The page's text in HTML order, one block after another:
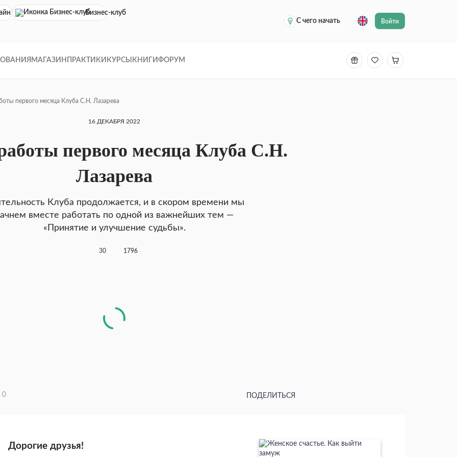
кинотеатр
Бизнес-клуб
С чего начать
Войти
МАГАЗИН ПРАКТИКИ КУРСЫ КНИГИ ФОРУМ
первого месяца Клуба С.Н. Лазарева
16 ДЕКАБРЯ 2022
первого месяца Клуба С.Н.
Лазарева
Клуба продолжается, и в скором времени мы
вместе работать по одной из важнейших тем —
«Принятие и улучшение судьбы».
30 1796
0 ПОДЕЛИТЬСЯ
Дорогие друзья!